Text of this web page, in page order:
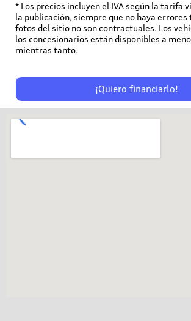
* Los precios incluyen el IVA según la tarifa
la publicación, siempre que no haya errores
fotos del sitio no son contractuales. Los
los concesionarios están disponibles a
mientras tanto.
¡Quiero financiarlo!